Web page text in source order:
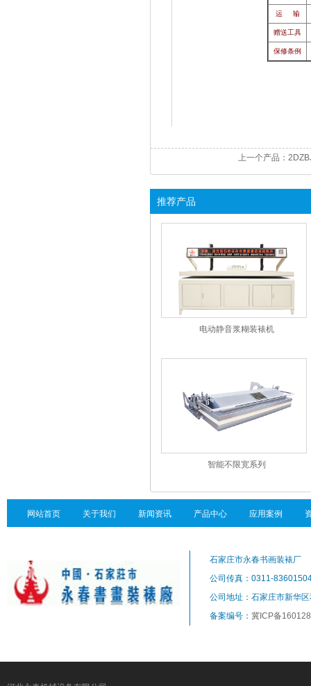
运 输
赠送工具
保修条例
上一个产品：
推荐产品
电动静音浆糊装裱机
智能不限宽系列
网站首页 关于我们 新闻资讯 产品中心 应用案例
石家庄市永春书画装裱厂
公司传真：0311-
公司地址：石家庄市新华
备案编号： 冀ICP备